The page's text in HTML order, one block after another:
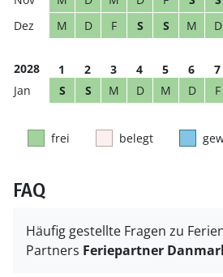
M
D F S S M D
2028 1 2 3 4 5 6 7
S
S M D M D F
frei belegt
FAQ
Häufig gestellte Fragen zu
Partners Feriepartner